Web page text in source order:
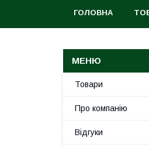
ГОЛОВНА
Товари
Про компанію
Відгуки